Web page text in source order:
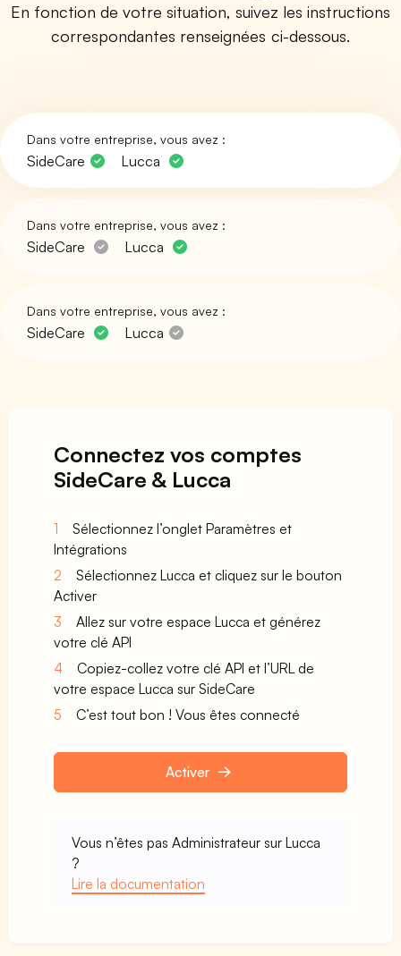
En fonction de votre situation, suivez les instructions
correspondantes renseignées ci-dessous.
Dans votre entreprise, vous avez :
SideCare Lucca
Dans votre entreprise, vous avez :
SideCare Lucca
Dans votre entreprise, vous avez :
SideCare Lucca
Connectez vos comptes
SideCare & Lucca
1
Sélectionnez l’onglet Paramètres et
Intégrations
2
Sélectionnez Lucca et cliquez sur le bouton
Activer
3
Allez sur votre espace Lucca et générez
votre clé API
4
Copiez-collez votre clé API et l’URL de
votre espace Lucca sur SideCare
5
C’est tout bon ! Vous êtes connecté
Activer
Vous n’êtes pas Administrateur sur Lucca
?
Lire la documentation